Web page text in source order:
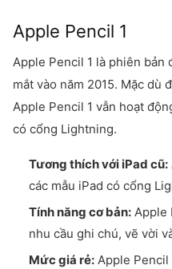
Apple Pencil 1
Apple Pencil 1 là phiên bản
mắt vào năm 2015. Mặc dù
Apple Pencil 1 vẫn hoạt
có cổng Lightning.
Tương thích với iPad cũ:
các mẫu iPad có cổng
Tính năng cơ bản: Apple
nhu cầu ghi chú, vẽ vời
Mức giá rẻ: Apple Pencil